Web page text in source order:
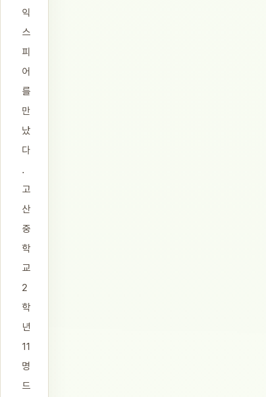
익
스
피
어
를
만
났
다
.
고
산
중
학
교
2
학
년
11
명
드